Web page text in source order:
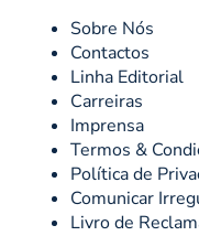
Sobre Nós
Contactos
Linha Editorial
Carreiras
Imprensa
Termos &
Política de
Comunicar
Livro de